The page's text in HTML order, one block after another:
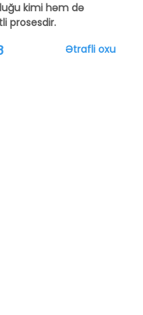
kimi həm də
prosesdir.
Ətrafli oxu